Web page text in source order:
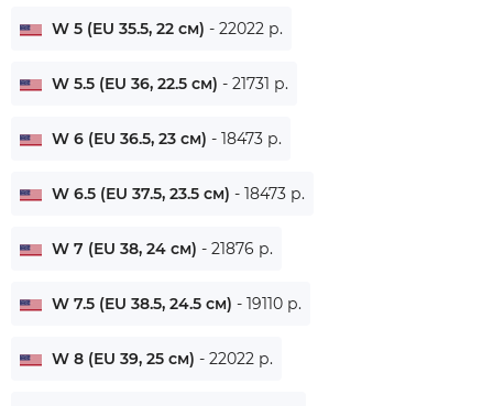
W 5 (EU 35.5, 22 см) - 22022 р.
W 5.5 (EU 36, 22.5 см) - 21731 р.
W 6 (EU 36.5, 23 см) - 18473 р.
W 6.5 (EU 37.5, 23.5 см) - 18473 р.
W 7 (EU 38, 24 см) - 21876 р.
W 7.5 (EU 38.5, 24.5 см) - 19110 р.
W 8 (EU 39, 25 см) - 22022 р.